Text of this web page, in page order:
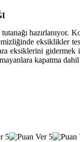
hazırlanıyor.
eksiklikler
eksiklerini
kapatma